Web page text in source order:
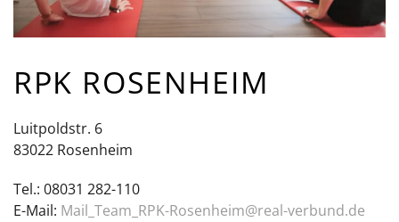
RPK ROSENHEIM
Luitpoldstr. 6
83022 Rosenheim
Tel.: 08031 282-110
E-Mail: Mail_Team_RPK-Rosenheim@real-verbund.de